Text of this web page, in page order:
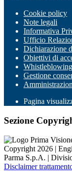
Cookie policy
Note legali
Informativa
Ufficio
Dichiarazione
Obiettivi di
Whistleblowing
Gestione
Pagina
Sezione
Copyright 2026 |
Parma S.p.A. |
Disclaimer